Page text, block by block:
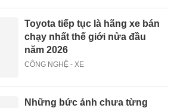
Toyota tiếp tục là hãng xe bán
chạy nhất thế giới nửa đầu
năm 2026
CÔNG NGHỆ - XE
Những bức ảnh chưa từng